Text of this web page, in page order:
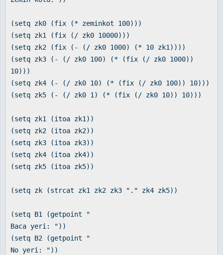
(setq zk0 (fix (* zeminkot 100)))
(setq zk1 (fix (/ zk0 10000)))
(setq zk2 (fix (- (/ zk0 1000) (* 10 zk1))))
(setq zk3 (- (/ zk0 100) (* (fix (/ zk0 1000))
10)))
(setq zk4 (- (/ zk0 10) (* (fix (/ zk0 100)) 10)))
(setq zk5 (- (/ zk0 1) (* (fix (/ zk0 10)) 10)))
(setq zk1 (itoa zk1))
(setq zk2 (itoa zk2))
(setq zk3 (itoa zk3))
(setq zk4 (itoa zk4))
(setq zk5 (itoa zk5))
(setq zk (strcat zk1 zk2 zk3 "." zk4 zk5))
(setq B1 (getpoint "
Baca yeri: "))
(setq B2 (getpoint "
No yeri: "))